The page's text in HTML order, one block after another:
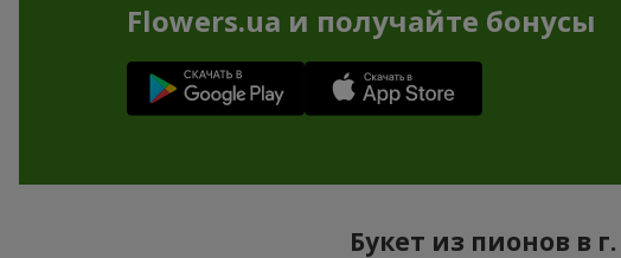
Flowers.ua и получайте бонусы
Букет из пионов в